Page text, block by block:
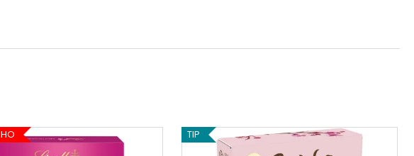
TIP
ČOKOLÁDKY LINDT EXCELLENCE 70%